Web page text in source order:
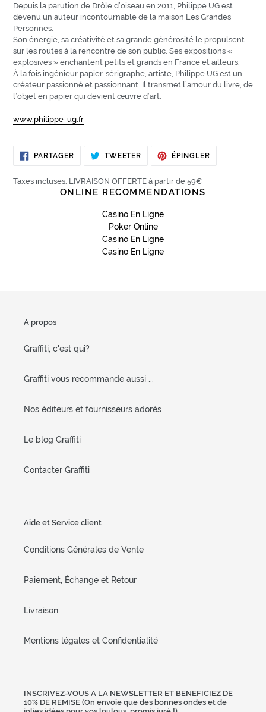
Depuis la parution de Drôle d’oiseau en 2011, Philippe UG est
devenu un auteur incontournable de la maison Les Grandes
Personnes.
Son énergie, sa créativité et sa grande générosité le propulsent
sur les routes à la rencontre de son public. Ses expositions «
explosives » enchantent petits et grands en France et ailleurs.
À la fois ingénieur papier, sérigraphe, artiste, Philippe UG est un
créateur passionné et passionnant. Il transmet l’amour du livre, de
l’objet en papier qui devient œuvre d’art.
www.philippe-ug.fr
PARTAGERPARTAGER
SUR
TWEETER TWEETERÉPINGLER
Taxes incluses. LIVRAISON OFFERTE à partir de 59€
ONLINE RECOMMENDATIONS
Casino En Ligne
Poker Online
Casino En Ligne
Casino En Ligne
A propos
Graffiti, c'est qui?
Graffiti vous recommande aussi ...
Nos éditeurs et fournisseurs adorés
Le blog Graffiti
Contacter Graffiti
Aide et Service client
Conditions Générales de Vente
Paiement, Échange et Retour
Livraison
Mentions légales et Confidentialité
INSCRIVEZ-VOUS A LA NEWSLETTER ET BENEFICIEZ DE
10% DE REMISE (On envoie que des bonnes ondes et de